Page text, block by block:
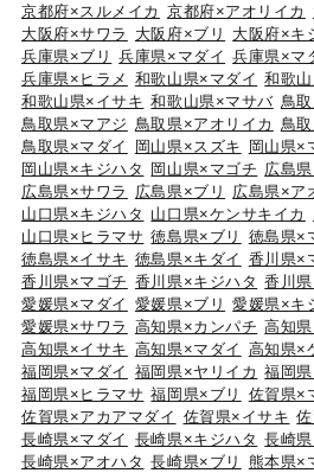
京都府×スルメイカ 京都府×アオリイカ
大阪府×サワラ
大阪府×ブリ 大阪府×キ
兵庫県×ブリ
兵庫県×マダイ 兵庫県×マ
兵庫県×ヒラメ 和歌山県×マダイ 和歌
和歌山県×イサキ 和歌山県×マサバ 鳥
鳥取県×マアジ 鳥取県×アオリイカ 鳥
鳥取県×マダイ
岡山県×スズキ 岡山県×
岡山県×キジハタ
岡山県×マゴチ 広島
広島県×サワラ
広島県×ブリ 広島県×ア
山口県×キジハタ 山口県×ケンサキイカ
山口県×ヒラマサ 徳島県×ブリ 徳島県×
徳島県×イサキ 徳島県×キダイ 香川県×
香川県×マゴチ 香川県×キジハタ 香川
愛媛県×マダイ 愛媛県×ブリ 愛媛県×キ
愛媛県×サワラ 高知県×カンパチ 高知
高知県×イサキ 高知県×マダイ 高知県×
福岡県×マダイ 福岡県×ヤリイカ 福岡
福岡県×ヒラマサ 福岡県×ブリ 佐賀県×
佐賀県×アカアマダイ 佐賀県×イサキ
長崎県×マダイ 長崎県×キジハタ 長崎
長崎県×アオハタ 長崎県×ブリ 熊本県×